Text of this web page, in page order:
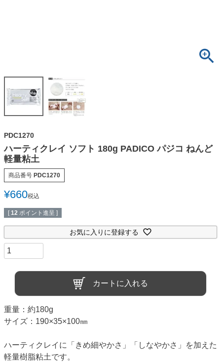
PDC1270
ハーティクレイ ソフト 180g PADICO パジコ ねんど
軽量粘土
商品番号 PDC1270
¥660税込
[ 12 ポイント進呈 ]
お気に入りに登録する
カートに入れる
重量：約180g
サイズ：190×35×100㎜
ハーティクレイに「きめ細やかさ」「しなやかさ」を加えた
軽量樹脂粘土です。